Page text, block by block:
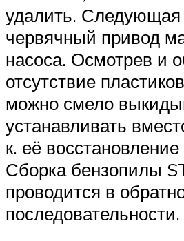
удалить. Следующая
червячный привод
насоса. Осмотрев и
отсутствие
можно смело
устанавливать
к. её
Сборка бензопилы
проводится в
последовательности.